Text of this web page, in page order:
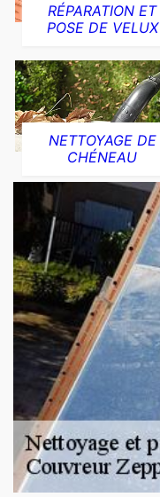
RÉPARATION ET
POSE DE VELUX
NETTOYAGE DE
CHÉNEAU